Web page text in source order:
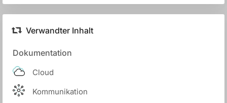
Verwandter Inhalt
Dokumentation
Cloud
Kommunikation